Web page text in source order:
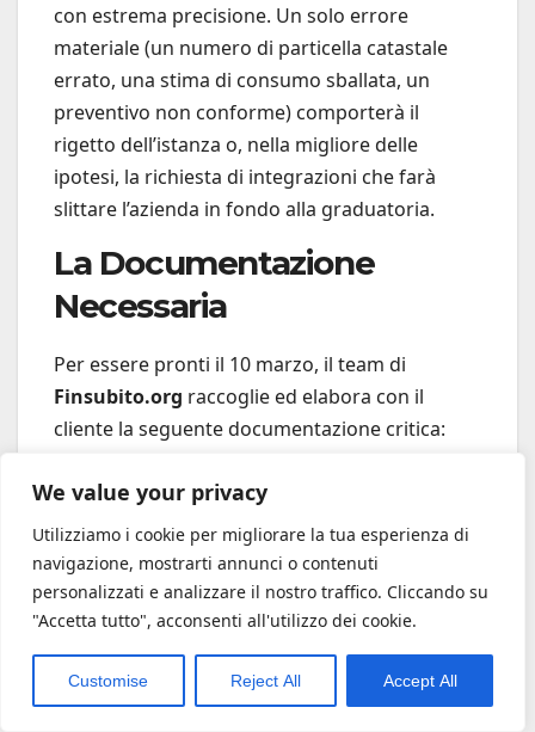
We value your privacy
Utilizziamo i cookie per migliorare la tua esperienza di
navigazione, mostrarti annunci o contenuti
personalizzati e analizzare il nostro traffico. Cliccando su
"Accetta tutto", acconsenti all'utilizzo dei cookie.
Customise Reject All Accept All
con estrema precisione. Un solo errore
materiale (un numero di particella catastale
errato, una stima di consumo sballata, un
preventivo non conforme) comporterà il
rigetto dell’istanza o, nella migliore delle
ipotesi, la richiesta di integrazioni che farà
slittare l’azienda in fondo alla graduatoria.
La Documentazione
Necessaria
Per essere pronti il 10 marzo, il team di
Finsubito.org raccoglie ed elabora con il
cliente la seguente documentazione critica:
Un documento redatto da ingegneri
iscritti all’albo, che descrive lo stato di